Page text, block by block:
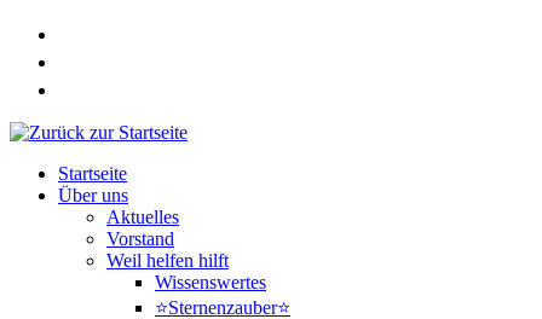
Zum
springen
Startseite
Über uns
Aktuelles
Vorstand
Weil helfen hilft
Wissenswertes
⭐Sternenzauber⭐